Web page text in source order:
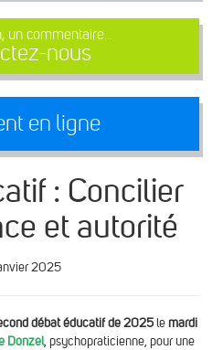
un commentaire...
nous
en ligne
: Concilier
et autorité
2025
débat éducatif de 2025lemardi
Donzel, psychopraticienne, pour une